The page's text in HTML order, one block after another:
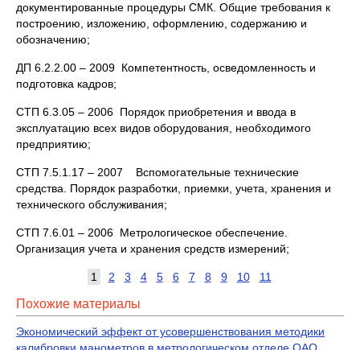
документированные процедуры СМК. Общие требования к
построению, изложению, оформлению, содержанию и
обозначению;
ДП 6.2.2.00 – 2009 Компетентность, осведомленность и
подготовка кадров;
СТП 6.3.05 – 2006 Порядок приобретения и ввода в
эксплуатацию всех видов оборудования, необходимого
предприятию;
СТП 7.5.1.17 – 2007 Вспомогательные технические
средства. Порядок разработки, приемки, учета, хранения и
технического обслуживания;
СТП 7.6.01 – 2006 Метрологическое обеспечение.
Организация учета и хранения средств измерений;
1 2 3 4 5 6 7 8 9 10 11
Похожие материалы
Экономический эффект от усовершенствования методики